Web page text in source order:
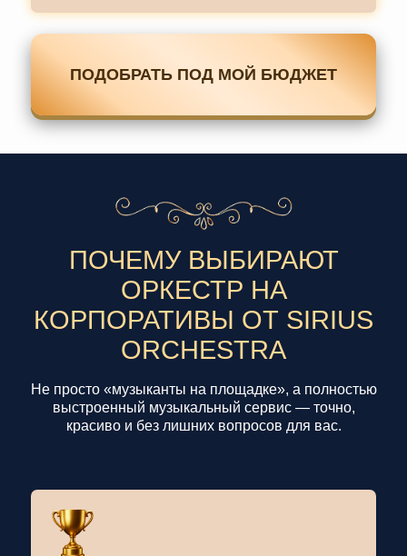
ПОДОБРАТЬ ПОД МОЙ БЮДЖЕТ
Не просто «музыканты на площадке», а полностью
выстроенный музыкальный сервис — точно,
красиво и без лишних вопросов для вас.
ПОЧЕМУ ВЫБИРАЮТ
ОРКЕСТР НА
КОРПОРАТИВЫ ОТ SIRIUS
ORCHESTRA